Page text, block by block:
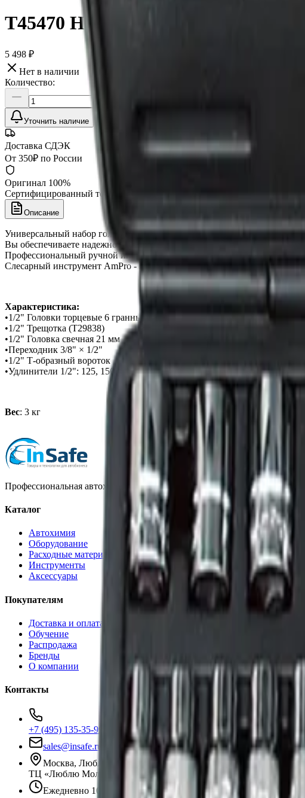
T45470 Набор головок и
5 498 ₽
Нет в наличии
Количество:
Уточнить наличие
Доставка СДЭК
От 350₽ по России
Оригинал 100%
Сертифицированный товар
Описание
Универсальный набор головок и аксессуаров 1/2" T45470 AmPro Tools
Вы обеспечиваете надежность работы автомобиля на длительное время,
Профессиональный ручной инструмент AmPro - изготовлен из
Слесарный инструмент AmPro - качественный автоинструмент,
Характеристика:
•1/2" Головки торцевые 6 гранные: 10, 11, 12, 13, 14, 15, 16, 17, 18, 19,
•1/2" Трещотка (Т29838)
•1/2" Головка свечная 21 мм
•Переходник 3/8" × 1/2"
•1/2" Т-образный вороток
•Удлинители 1/2": 125, 150 мм
Вес: 3 кг
Профессиональная автохимия, оборудование и расходные материалы для
Каталог
Автохимия
Оборудование
Расходные материалы
Инструменты
Аксессуары
Покупателям
Доставка и оплата
Обучение
Распродажа
Бренды
О компании
Контакты
+7 (495) 135-35-99
sales@insafe.ru
Москва, Люблинская ул., 153.
ТЦ «Люблю Молл», -1 уровень
Ежедневно 10:00 — 19:00